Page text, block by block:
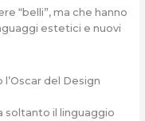
“belli”, ma che hanno
estetici e nuovi
del Design
soltanto il linguaggio